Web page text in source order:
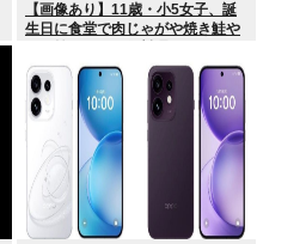
【画像あり】11歳・小5女子、誕
生日に食堂で肉じゃがや焼き鮭や
みたいに食べる